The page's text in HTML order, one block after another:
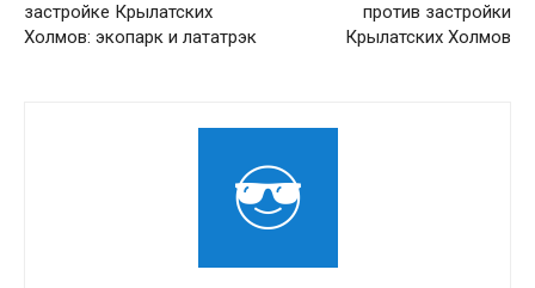
застройке Крылатских
Холмов: экопарк и лататрэк
против застройки
Крылатских Холмов